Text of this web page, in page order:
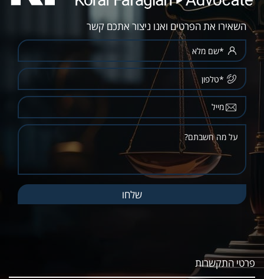
השאירו את הפרטים ואנו ניצור אתכם קשר
פרטי התקשרות